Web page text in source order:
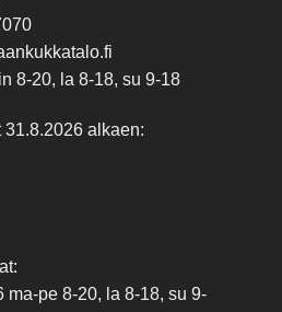
8-20, la 8-18, su 9-18
alkaen:
ma-pe 8-20, la 8-18, su 9-